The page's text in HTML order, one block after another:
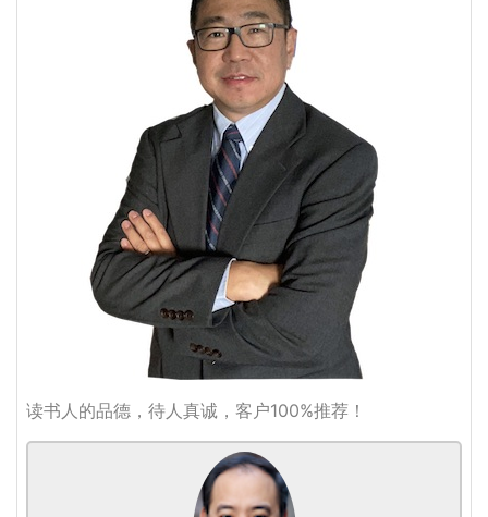
读书人的品德，待人真诚，客户100%推荐！